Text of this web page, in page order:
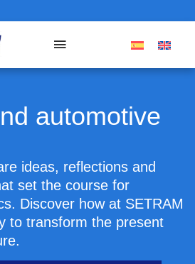
automotive
ideas, reflections and
set the course for
Discover how at SETRAM
to transform the present